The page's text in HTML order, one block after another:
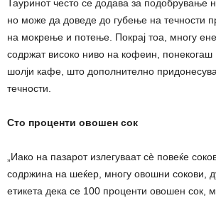
Тауринот често се додава за подобрување
но може да доведе до губење на течности
на мокрење и потење. Покрај тоа, многу
содржат високо ниво на кофеин, понекогаш
шолји кафе, што дополнително
течности.
Сто проценти овошен сок
„Иако на пазарот излегуваат сè повеќе
содржина на шеќер, многу овошни сокови,
етикета дека се 100 проценти овошен сок,